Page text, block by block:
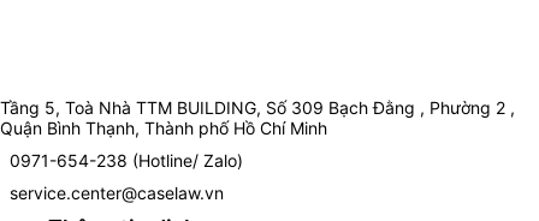
Tầng 5, Toà Nhà TTM BUILDING, Số 309 Bạch Đằng , Phường 2 ,
Quận Bình Thạnh, Thành phố Hồ Chí Minh
0971-654-238 (Hotline/ Zalo)
service.center@caselaw.vn